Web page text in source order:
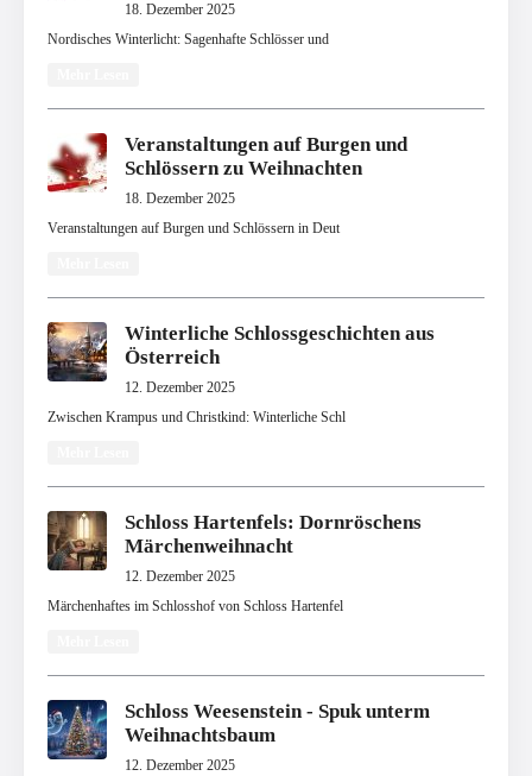
18. Dezember 2025
Nordisches Winterlicht: Sagenhafte Schlösser und
Veranstaltungen auf Burgen und
Schlössern zu Weihnachten
18. Dezember 2025
Veranstaltungen auf Burgen und Schlössern in Deut
Winterliche Schlossgeschichten aus
Österreich
12. Dezember 2025
Zwischen Krampus und Christkind: Winterliche Schl
Schloss Hartenfels: Dornröschens
Märchenweihnacht
12. Dezember 2025
Märchenhaftes im Schlosshof von Schloss Hartenfel
Schloss Weesenstein - Spuk unterm
Weihnachtsbaum
12. Dezember 2025